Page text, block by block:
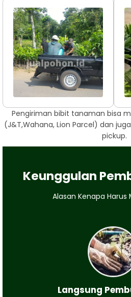
Pengiriman bibit tanaman bisa
(J&T,Wahana, Lion Parcel) dan
pickup.
Keunggulan
Alasan Kenapa Harus
Langsung